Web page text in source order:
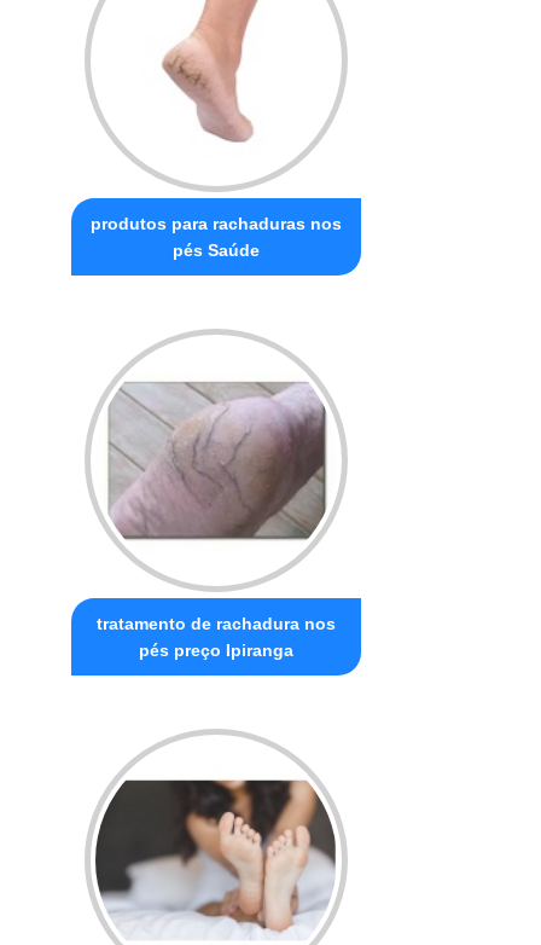
produtos para rachaduras nos
pés Saúde
tratamento de rachadura nos
pés preço Ipiranga